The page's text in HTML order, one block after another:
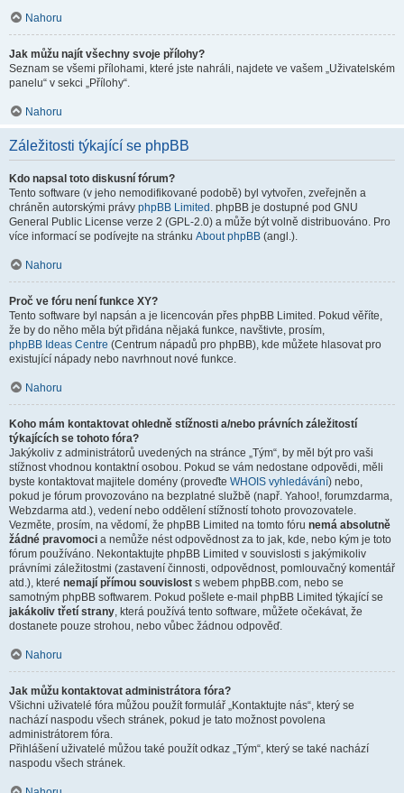
Nahoru
Jak můžu najít všechny svoje přílohy?
Seznam se všemi přílohami, které jste nahráli, najdete ve vašem „Uživatelském
panelu“ v sekci „Přílohy“.
Nahoru
Záležitosti týkající se phpBB
Kdo napsal toto diskusní fórum?
Tento software (v jeho nemodifikované podobě) byl vytvořen, zveřejněn a
chráněn autorskými právy phpBB Limited . phpBB je dostupné pod GNU
General Public License verze 2 (GPL-2.0) a může být volně distribuováno. Pro
více informací se podívejte na stránku About phpBB (angl.).
Nahoru
Proč ve fóru není funkce XY?
Tento software byl napsán a je licencován přes phpBB Limited. Pokud věříte,
že by do něho měla být přidána nějaká funkce, navštivte, prosím,
phpBB Ideas Centre (Centrum nápadů pro phpBB), kde můžete hlasovat pro
existující nápady nebo navrhnout nové funkce.
Nahoru
Koho mám kontaktovat ohledně stížnosti a/nebo právních záležitostí
týkajících se tohoto fóra?
Jakýkoliv z administrátorů uvedených na stránce „Tým“, by měl být pro vaši
stížnost vhodnou kontaktní osobou. Pokud se vám nedostane odpovědi, měli
byste kontaktovat majitele domény (proveďte WHOIS vyhledávání) nebo,
pokud je fórum provozováno na bezplatné službě (např. Yahoo!, forumzdarma,
Webzdarma atd.), vedení nebo oddělení stížností tohoto provozovatele.
Vezměte, prosím, na vědomí, že phpBB Limited na tomto fóru nemá absolutně
žádné pravomoci a nemůže nést odpovědnost za to jak, kde, nebo kým je toto
fórum používáno. Nekontaktujte phpBB Limited v souvislosti s jakýmikoliv
právními záležitostmi (zastavení činnosti, odpovědnost, pomlouvačný komentář
atd.), které nemají přímou souvislost s webem phpBB.com, nebo se
samotným phpBB softwarem. Pokud pošlete e-mail phpBB Limited týkající se
jakákoliv třetí strany, která používá tento software, můžete očekávat, že
dostanete pouze strohou, nebo vůbec žádnou odpověď.
Nahoru
Jak můžu kontaktovat administrátora fóra?
Všichni uživatelé fóra můžou použít formulář „Kontaktujte nás“, který se
nachází naspodu všech stránek, pokud je tato možnost povolena
administrátorem fóra.
Přihlášení uživatelé můžou také použít odkaz „Tým“, který se také nachází
naspodu všech stránek.